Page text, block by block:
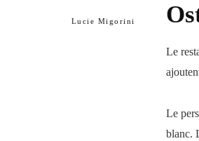
Lucie Migorini
Le
Le
blanc.